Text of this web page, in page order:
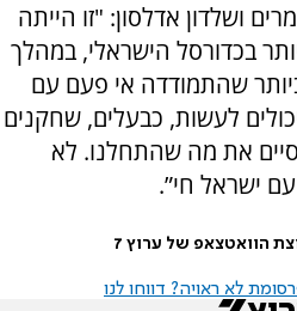
ושלדון אדלסון: "זו הייתה
בכדורסל הישראלי, במהלך
שהתמודדה אי פעם עם
לעשות, כבעלים, שחקנים
את מה שהתחלנו. לא
ישראל חי”.
הוואטצאפ של ערוץ 7
לא ראויה? דווחו לנו